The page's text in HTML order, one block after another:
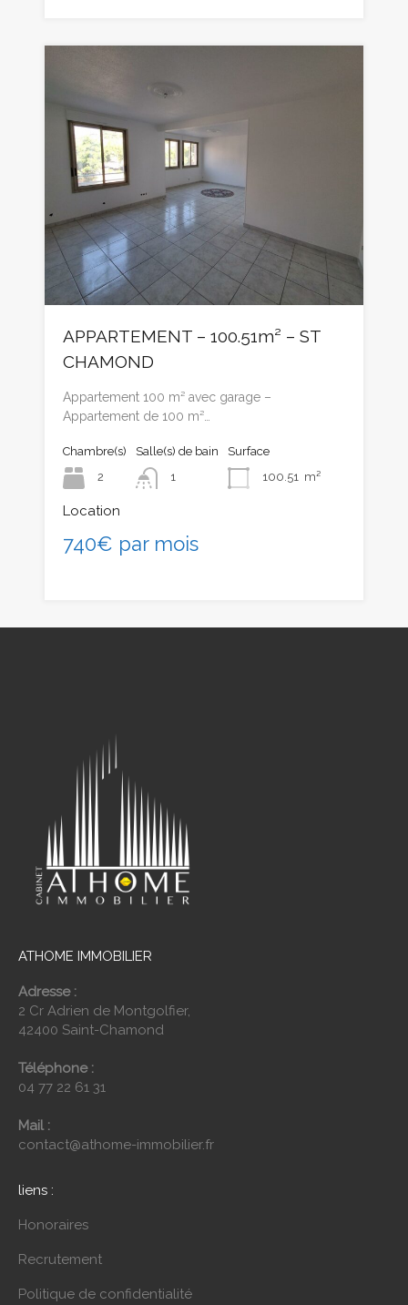
APPARTEMENT – 100.51m² – ST
CHAMOND
Appartement 100 m² avec garage –
Appartement de 100 m²…
Chambre(s)
2
Salle(s) de bain
1
Surface
100.51 m²
Location
740€ par mois
ATHOME IMMOBILIER
Adresse :
2 Cr Adrien de Montgolfier,
42400 Saint-Chamond
Téléphone :
04 77 22 61 31
Mail :
contact@athome-immobilier.fr
liens :
Honoraires
Recrutement
Politique de confidentialité